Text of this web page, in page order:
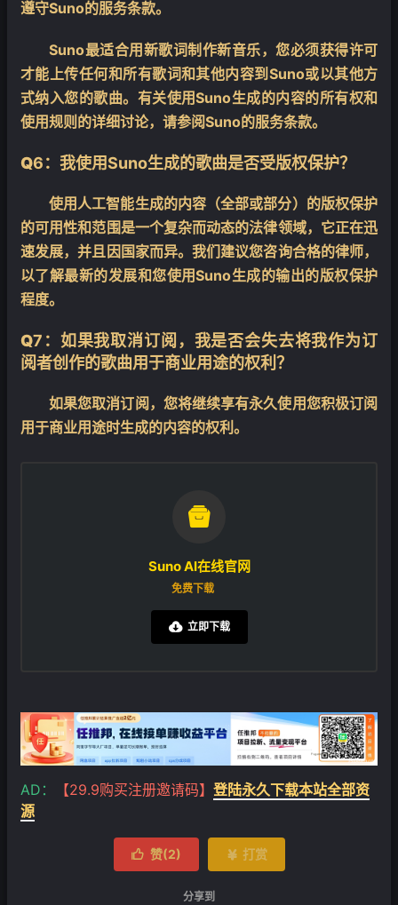
遵守Suno的服务条款。
Suno最适合用新歌词制作新音乐，您必须获得许可
才能上传任何和所有歌词和其他内容到Suno或以其他方
式纳入您的歌曲。有关使用Suno生成的内容的所有权和
使用规则的详细讨论，请参阅Suno的服务条款。
Q6：我使用Suno生成的歌曲是否受版权保护？
使用人工智能生成的内容（全部或部分）的版权保护
的可用性和范围是一个复杂而动态的法律领域，它正在迅
速发展，并且因国家而异。我们建议您咨询合格的律师，
以了解最新的发展和您使用Suno生成的输出的版权保护
程度。
Q7：如果我取消订阅，我是否会失去将我作为订
阅者创作的歌曲用于商业用途的权利？
如果您取消订阅，您将继续享有永久使用您积极订阅
用于商业用途时生成的内容的权利。

Suno AI在线官网
免费下载
立即下载
AD： 【29.9购买注册邀请码】 登陆永久下载本站全部资
源
 赞(2)  打赏
分享到